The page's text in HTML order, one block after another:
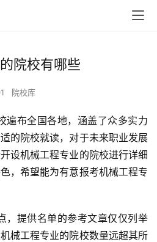
院校有哪些
院校库
的院校就读，对于未来职业发展
设机械工程专业的院校进行详细
，希望能为有意报考机械工程专
械工程专业的院校数量远超其所